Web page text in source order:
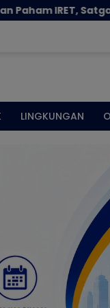
Satgaswil
LINGKUNGAN